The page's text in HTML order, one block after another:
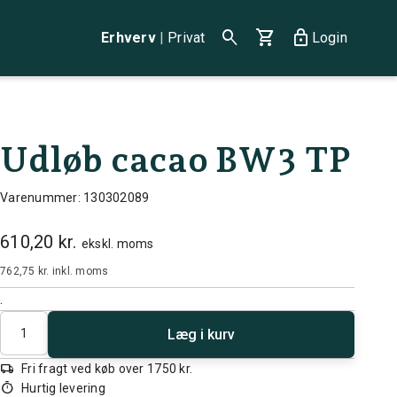
Erhverv | Privat search shopping_cart lock Login
Udløb cacao BW3 TP
Varenummer: 130302089
610,20 kr. ekskl. moms
762,75 kr. inkl. moms
.
Antal
Læg i kurv
local_shipping Fri fragt ved køb over 1750 kr.
timer Hurtig levering